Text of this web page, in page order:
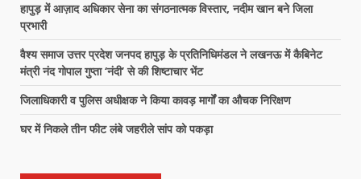
हापुड़ में आज़ाद अधिकार सेना का संगठनात्मक विस्तार, नदीम खान बने जिला
प्रभारी
वैश्य समाज उत्तर प्रदेश जनपद हापुड़ के प्रतिनिधिमंडल ने लखनऊ में कैबिनेट
मंत्री नंद गोपाल गुप्ता ‘नंदी’ से की शिष्टाचार भेंट
जिलाधिकारी व पुलिस अधीक्षक ने किया कावड़ मार्गों का औचक निरिक्षण
घर में निकले तीन फीट लंबे जहरीले सांप को पकड़ा